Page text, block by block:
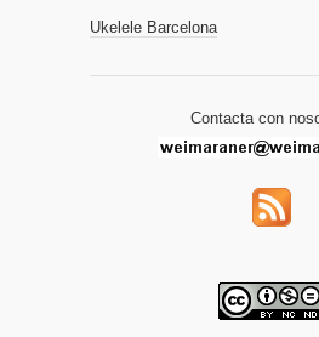
Ukelele Barcelona
Contacta con